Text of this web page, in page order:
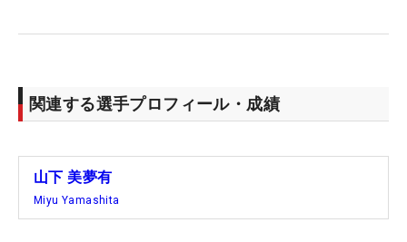
ーズンとなった。「富士フイルム・スタジオアリス
女子オープン」で初勝利を挙げると、5月には2週連
くくり、通算5勝を積み上げた。
関連する選手プロフィール・成績
山下 美夢有
Miyu Yamashita